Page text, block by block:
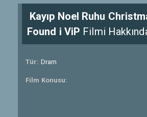
Kayıp Noel Ruhu
Found i ViP Filmi
Tür: Dram
Film Konusu: